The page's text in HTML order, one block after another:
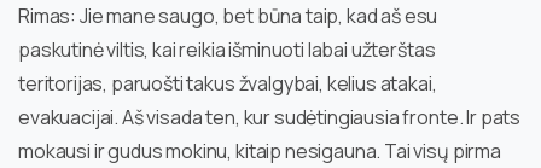
Rimas: Jie mane saugo, bet būna taip, kad aš esu
paskutinė viltis, kai reikia išminuoti labai užterštas
teritorijas, paruošti takus žvalgybai, kelius atakai,
evakuacijai. Aš visada ten, kur sudėtingiausia fronte. Ir pats
mokausi ir gudus mokinu, kitaip nesigauna. Tai visų pirma